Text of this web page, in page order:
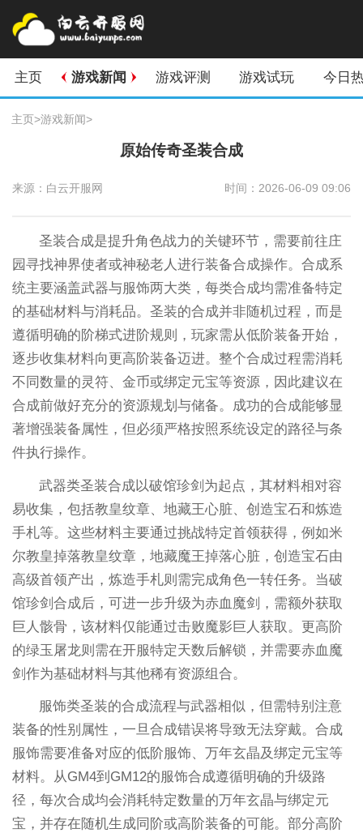
主页 游戏新闻 游戏评测 游戏试玩 今日
主页>游戏新闻>
原始传奇圣装合成
来源：白云开服网 时间：2026-06-09 09:06
圣装合成是提升角色战力的关键环节，需要前往庄
园寻找神界使者或神秘老人进行装备合成操作。合成系
统主要涵盖武器与服饰两大类，每类合成均需准备特定
的基础材料与消耗品。圣装的合成并非随机过程，而是
遵循明确的阶梯式进阶规则，玩家需从低阶装备开始，
逐步收集材料向更高阶装备迈进。整个合成过程需消耗
不同数量的灵符、金币或绑定元宝等资源，因此建议在
合成前做好充分的资源规划与储备。成功的合成能够显
著增强装备属性，但必须严格按照系统设定的路径与条
件执行操作。
武器类圣装合成以破馆珍剑为起点，其材料相对容
易收集，包括教皇纹章、地藏王心脏、创造宝石和炼造
手札等。这些材料主要通过挑战特定首领获得，例如米
尔教皇掉落教皇纹章，地藏魔王掉落心脏，创造宝石由
高级首领产出，炼造手札则需完成角色一转任务。当破
馆珍剑合成后，可进一步升级为赤血魔剑，需额外获取
巨人骸骨，该材料仅能通过击败魔影巨人获取。更高阶
的绿玉屠龙则需在开服特定天数后解锁，并需要赤血魔
剑作为基础材料与其他稀有资源组合。
服饰类圣装的合成流程与武器相似，但需特别注意
装备的性别属性，一旦合成错误将导致无法穿戴。合成
服饰需要准备对应的低阶服饰、万年玄晶及绑定元宝等
材料。从GM4到GM12的服饰合成遵循明确的升级路
径，每次合成均会消耗特定数量的万年玄晶与绑定元
宝，并存在随机生成同阶或高阶装备的可能。部分高阶